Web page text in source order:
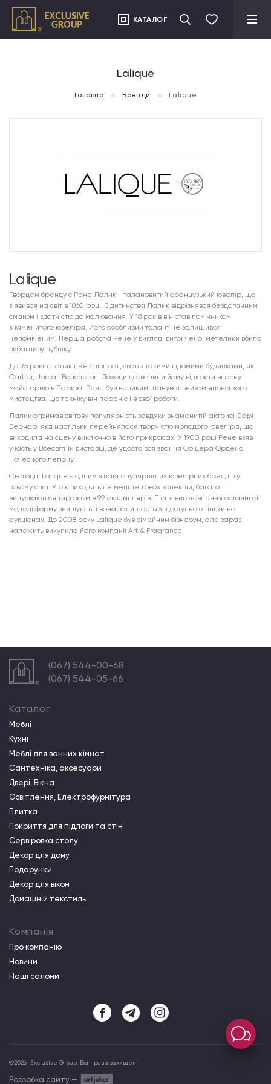
КАТАЛОГ
Lalique
Головна Бренди Lalique
Lalique
Творцем бренду є Рене Лалик - талановитий французький ювелір, що
з'явився на світ в 1860 році. З дитинства Лалик відрізнявся бездоганним
смаком і здатністю до малювання. У 18 років він став помічником
знаменитого ювеліра. Його особливий талант не залишився
непоміченим. Перша робота Рене у вигляді витонченої метелики вбила
вибагливу публіку.
До 25 років Лалик вже співпрацював з такими відомими будинками, як
Cartier, Jacta і Boucheron. Доходи дозволили йому відкрити власну
майстерню в Парижі. Рене був великим шанувальником японського
мистецтва. Цю техніку він переніс і в свої роботи.
Лалик отримав світову популярність завдяки знаменитій актрисі Сарі
Бернар, яка настільки перейнялася творчістю молодого ювеліра, що
виходила на сцену виключно в його прикрасах. У 1900 році Рене взяв
участь у Всесвітній виставці, де удостоївся звання Офіцера Ордена
Почесного легіону.
Сьогодні Lalique є одним з найпопулярніших ювелірних брендів у
всьому світі. У рік виходять не менше трьох колекцій, багато
випускаються тиражем в 99 екземплярів. Після виготовлення останньої
моделі форму знищують, і вона залишається доступною тільки на
аукціонах. До 2008 року Lalique був сімейним бізнесом, але зараз
належить викупила його компанії Art & Fragrance.
(067) 544-00-68
(067) 544-05-66
Каталог
Меблі
Кухні
Меблі для ванних кімнат
Сантехніка, аксесуари
Двері, Вікна
Освітлення, Електрофурнітура
Плитка
Покриття для підлоги та стін
Сервіровка столу
Декор для дому
Подарунки
Декор для вікон
Домашній текстиль
Компанія
Про компанiю
Новини
Наші салони
©2026 Exclusive Group. Всі права захищені
Розробка сайту —